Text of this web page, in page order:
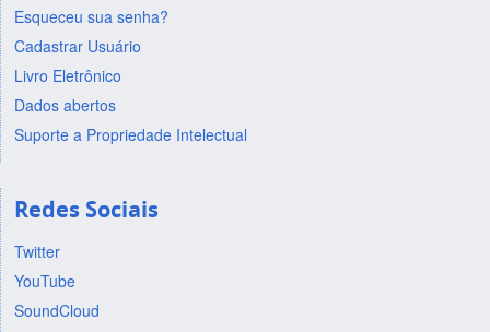
Esqueceu sua senha?
Cadastrar Usuário
Livro Eletrônico
Dados abertos
Suporte a Propriedade Intelectual
Redes Sociais
Twitter
YouTube
SoundCloud